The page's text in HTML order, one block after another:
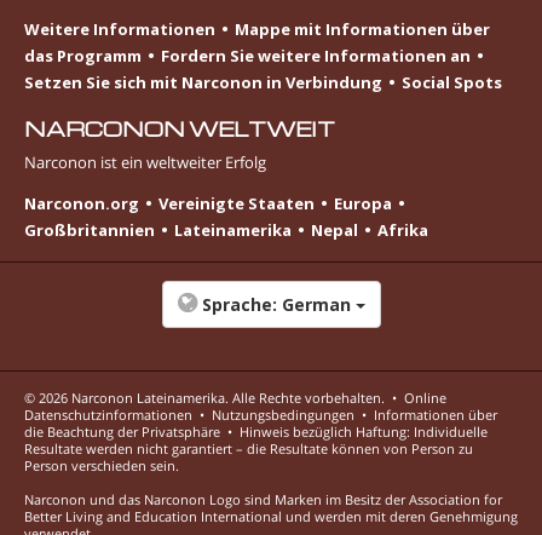
Weitere Informationen
Mappe mit Informationen über
das Programm
Fordern Sie weitere Informationen an
Setzen Sie sich mit Narconon in Verbindung
Social Spots
NARCONON WELTWEIT
Narconon ist ein weltweiter Erfolg
Narconon.org
Vereinigte Staaten
Europa
Großbritannien
Lateinamerika Nepal Afrika
Sprache: German
© 2026 Narconon Lateinamerika. Alle Rechte vorbehalten. • Online
Datenschutzinformationen • Nutzungsbedingungen • Informationen über
die Beachtung der Privatsphäre • Hinweis bezüglich Haftung: Individuelle
Resultate werden nicht garantiert – die Resultate können von Person zu
Person verschieden sein.
Narconon und das Narconon Logo sind Marken im Besitz der Association for
Better Living and Education International und werden mit deren Genehmigung